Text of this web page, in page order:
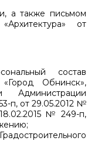
а также письмом
от
состав
Обнинск»,
Администрации
п, от 29.05.2012 №
№ 249-п,